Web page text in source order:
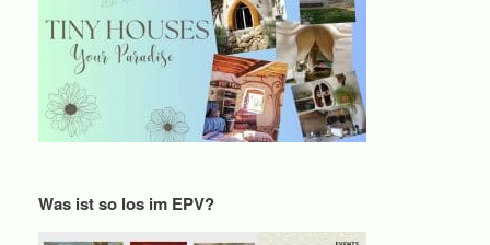
Was ist so los im EPV?